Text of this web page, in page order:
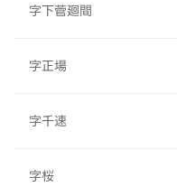
字下菅廻間
字正場
字千速
字桜